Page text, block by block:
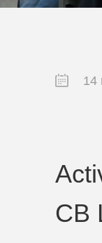
14
CB